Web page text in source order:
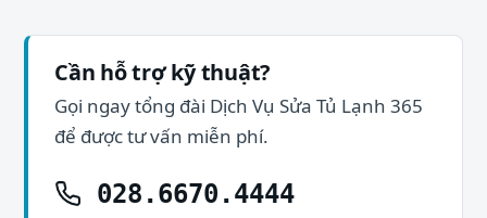
Cần hỗ trợ kỹ thuật?
Gọi ngay tổng đài Dịch Vụ Sửa Tủ Lạnh 365
để được tư vấn miễn phí.
028.6670.4444